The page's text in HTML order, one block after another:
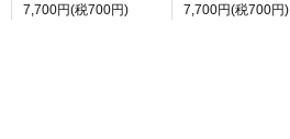
7,700円(税700円) 7,700円(税700円)